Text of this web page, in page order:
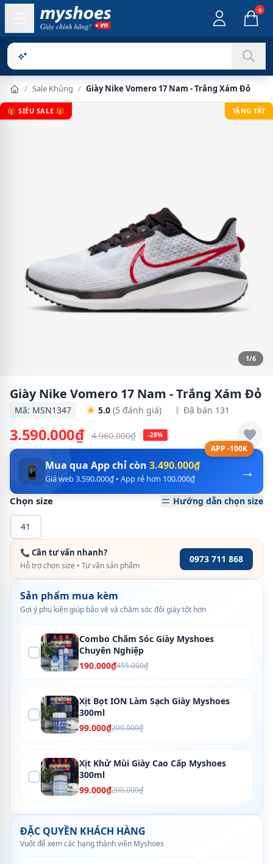
0
Sản phẩm ch
/ Sale Khủng / Giày Nike Vomero 17 Nam - Trắng Xám Đỏ
🎁 SIÊU SALE 🎁 TẶNG TẤT
1/6
Giày Nike Vomero 17 Nam - Trắng Xám Đỏ
Mã: MSN1347 5.0 (5 đánh giá) Đã bán 131
3.590.000₫ 4.960.000₫ -28%
APP -100K
→
📱 Mua qua App chỉ còn 3.490.000₫
Giá web 3.590.000₫ • App rẻ hơn 100.000₫
Chọn size Hướng dẫn chọn size
41
📞 Cần tư vấn nhanh?
Hỗ trợ chọn size • Tư vấn sản phẩm
0973 711 868
Sản phẩm mua kèm
Gợi ý phụ kiện giúp bảo vệ và chăm sóc đôi giày tốt hơn
Combo Chăm Sóc Giày Myshoes
Chuyên Nghiệp
190.000₫455.000₫
Xịt Bọt ION Làm Sạch Giày Myshoes
300ml
99.000₫200.000₫
Xịt Khử Mùi Giày Cao Cấp Myshoes
300ml
99.000₫200.000₫
ĐẶC QUYỀN KHÁCH HÀNG
Vuốt để xem các hạng thành viên Myshoes